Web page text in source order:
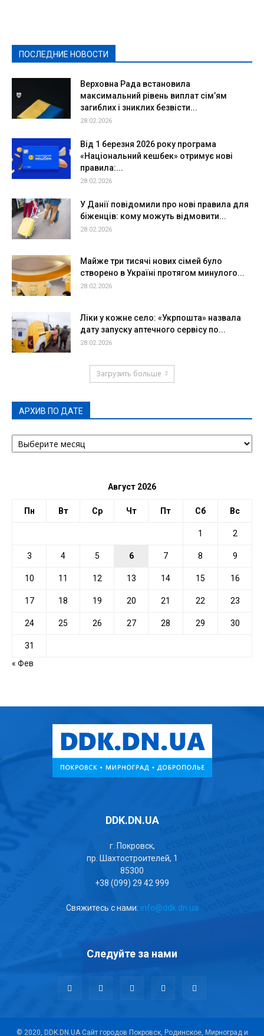
ПОСЛЕДНИЕ НОВОСТИ
Верховна Рада встановила
максимальний рівень виплат сім’ям
загиблих і зниклих безвісти...
28.02.2026
Від 1 березня 2026 року програма
«Національний кешбек» отримує нові
правила:...
28.02.2026
У Данії повідомили про нові правила для
біженців: кому можуть відмовити...
28.02.2026
Майже три тисячі нових сімей було
створено в Україні протягом минулого...
28.02.2026
Ліки у кожне село: «Укрпошта» назвала
дату запуску аптечного сервісу по...
28.02.2026
Загрузить больше
АРХИВ ПО ДАТЕ
АРХИВ
ПО
Август 2026
Пн Вт Ср Чт Пт Сб Вс
1 2
3 4 5 6 7 8 9
10 11 12 13 14 15 16
17 18 19 20 21 22 23
24 25 26 27 28 29 30
31
« Фев
DDK.DN.UA
г. Покровск,
пр. Шахтостроителей, 1
85300
+38 (099) 29 42 999
Свяжитесь с нами: info@ddk.dn.ua
Следуйте за нами
© 2020, DDK.DN.UA Сайт городов Покровск, Родинское, Мирноград и